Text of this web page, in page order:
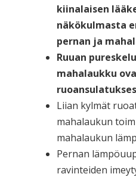
kiinalaisen
näkökulmasta
pernan ja
Ruuan
mahalaukku
Liian kylmät
mahalaukun
mahalaukun
Pernan
ravinteiden